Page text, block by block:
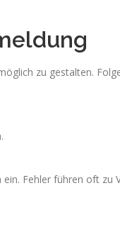
zu gestalten.
Fehler führen oft zu